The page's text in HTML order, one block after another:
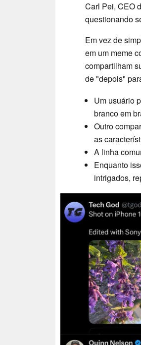
Carl Pei, CEO
questionando
Em vez de
em um meme
compartilham
de "depois"
Um usuário
branco em
Outro
as
A linha
Enquanto
intrigados,